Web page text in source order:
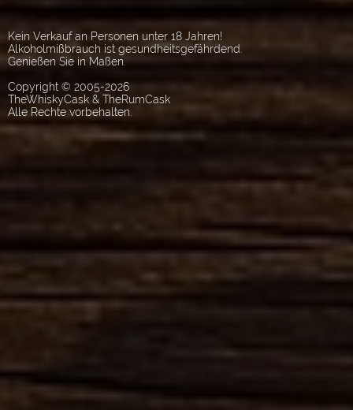
Kein Verkauf an Personen unter 18 Jahren!
Alkoholmißbrauch ist gesundheitsgefährdend.
Genießen Sie in Maßen.
Copyright © 2005-2026
TheWhiskyCask & TheRumCask
Alle Rechte vorbehalten.